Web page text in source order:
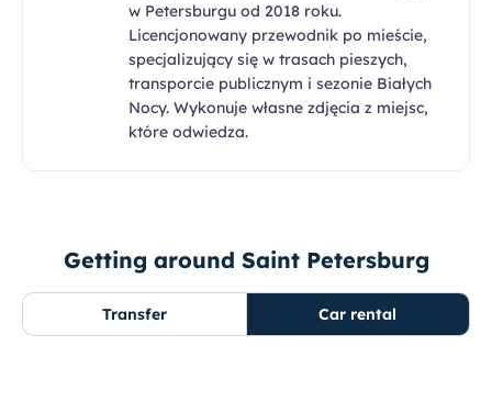
w Petersburgu od 2018 roku.
Licencjonowany przewodnik po mieście,
specjalizujący się w trasach pieszych,
transporcie publicznym i sezonie Białych
Nocy. Wykonuje własne zdjęcia z miejsc,
które odwiedza.
Getting around Saint Petersburg
Transfer Car rental